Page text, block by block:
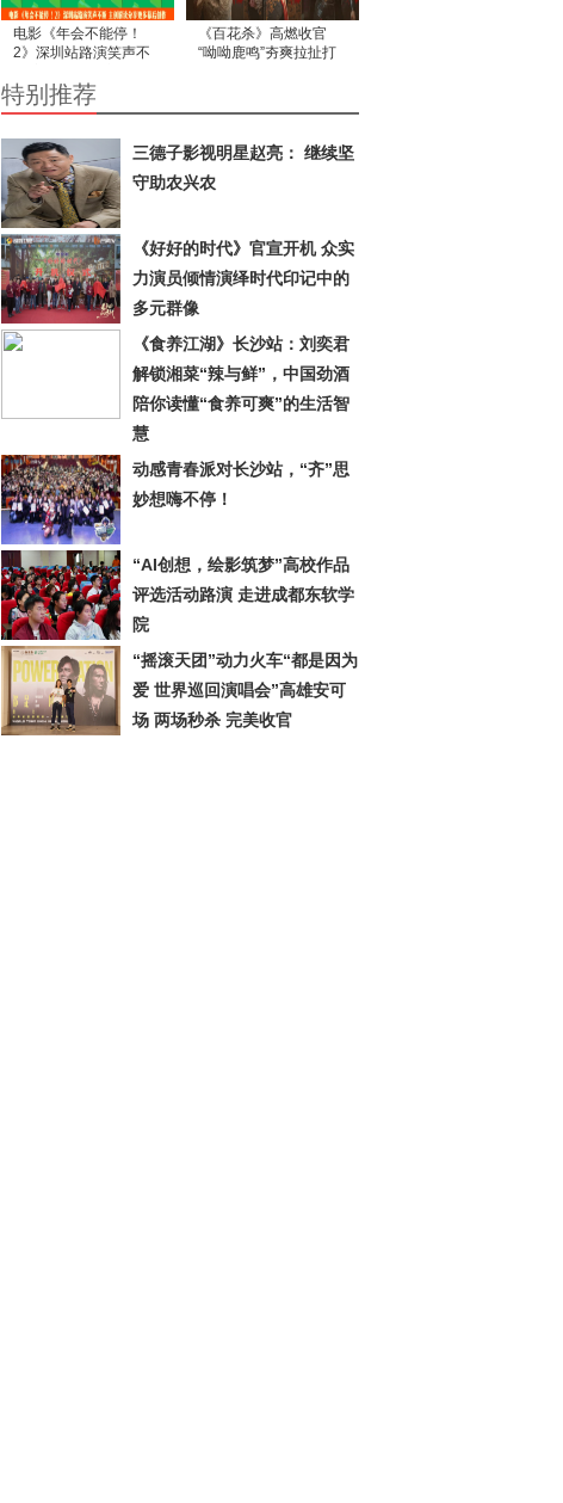
电影《年会不能停！
2》深圳站路演笑声不
后创作
《百花杀》高燃收官
“呦呦鹿鸣”夯爽拉扯打
特别推荐
三德子影视明星赵亮： 继续坚
守助农兴农
《好好的时代》官宣开机 众实
力演员倾情演绎时代印记中的
多元群像
《食养江湖》长沙站：刘奕君
解锁湘菜“辣与鲜”，中国劲酒
陪你读懂“食养可爽”的生活智
慧
动感青春派对长沙站，“齐”思
妙想嗨不停！
“AI创想，绘影筑梦”高校作品
评选活动路演 走进成都东软学
院
“摇滚天团”动力火车“都是因为
爱 世界巡回演唱会”高雄安可
场 两场秒杀 完美收官